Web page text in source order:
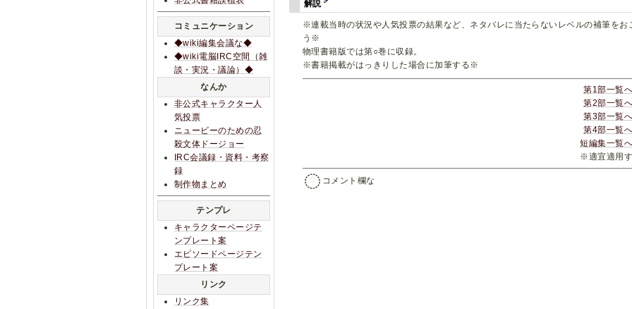
解説
※連載当時の状況や人気投票の結果など、ネタバレに当たらないレベルの補筆をお
う※
物理書籍版では第○巻に収録。
※書籍掲載がはっきりした場合に加筆する※
第1部一覧
第2部一覧
第3部一覧
第4部一覧
短編集一覧
※適宜適用
コメント欄な
コミュニケーション
◆wiki編集会議な◆
◆wiki電脳IRC空間（雑
談・実況・議論）◆
なんか
非公式キャラクター人
気投票
ニュービーのための忍
殺文体ドージョー
IRC会議録・資料・考察
録
制作物まとめ
テンプレ
キャラクターページテ
ンプレート案
エピソードページテン
プレート案
リンク
リンク集